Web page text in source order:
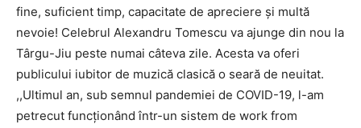
fine, suficient timp, capacitate de apreciere și multă
nevoie! Celebrul Alexandru Tomescu va ajunge din nou la
Târgu-Jiu peste numai câteva zile. Acesta va oferi
publicului iubitor de muzică clasică o seară de neuitat.
,,Ultimul an, sub semnul pandemiei de COVID-19, l-am
petrecut funcționând într-un sistem de work from